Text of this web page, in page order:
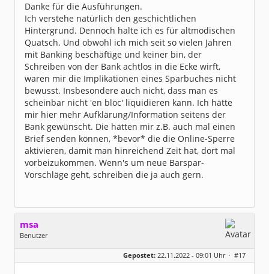
Dabei seit:
03 / 2005
Danke für die Ausführungen.
Ich verstehe natürlich den geschichtlichen
Hintergrund. Dennoch halte ich es für altmodischen
Quatsch. Und obwohl ich mich seit so vielen Jahren
mit Banking beschäftige und keiner bin, der
Schreiben von der Bank achtlos in die Ecke wirft,
waren mir die Implikationen eines Sparbuches nicht
bewusst. Insbesondere auch nicht, dass man es
scheinbar nicht 'en bloc' liquidieren kann. Ich hätte
mir hier mehr Aufklärung/Information seitens der
Bank gewünscht. Die hätten mir z.B. auch mal einen
Brief senden können, *bevor* die die Online-Sperre
aktivieren, damit man hinreichend Zeit hat, dort mal
vorbeizukommen. Wenn's um neue Barspar-
Vorschläge geht, schreiben die ja auch gern.
msa
Benutzer
Geschlecht:
Alter:
63
Gepostet: 22.11.2022 - 09:01 Uhr · #17